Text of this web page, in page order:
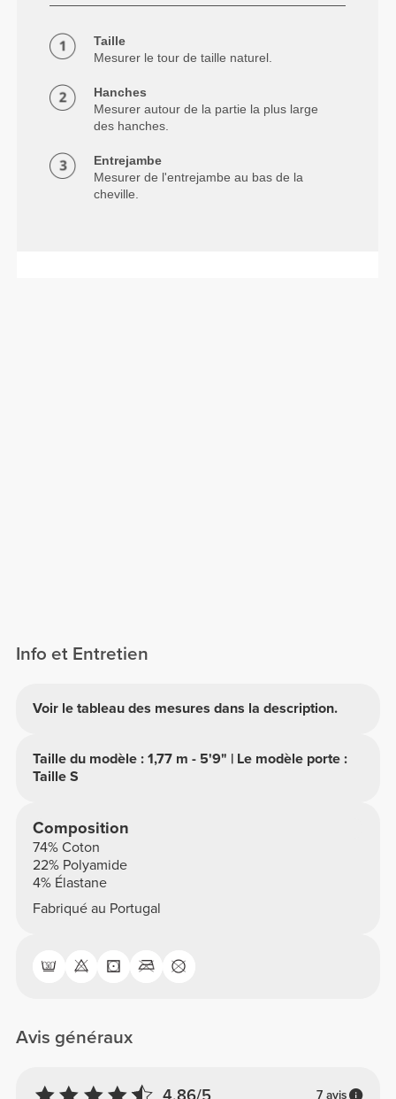
Taille
Mesurer le tour de taille naturel.
Hanches
Mesurer autour de la partie la plus large
des hanches.
Entrejambe
Mesurer de l'entrejambe au bas de la
cheville.
Info et Entretien
Voir le tableau des mesures dans la description.
Taille du modèle : 1,77 m - 5'9" | Le modèle porte :
Taille S
Composition
74% Coton
22% Polyamide
4% Élastane
Fabriqué au Portugal
Avis généraux
7 avis